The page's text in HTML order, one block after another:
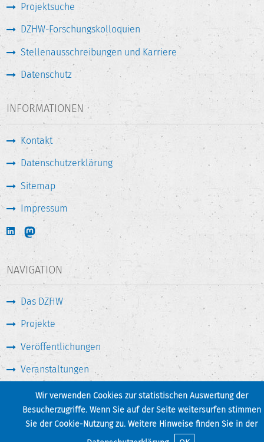
Wir verwenden Cookies zur statistischen Auswertung der
Besucherzugriffe. Wenn Sie auf der Seite weitersurfen stimmen
Sie der Cookie-Nutzung zu. Weitere Hinweise finden Sie in der
Projektsuche
DZHW-Forschungskolloquien
Stellenausschreibungen und Karriere
Datenschutz
INFORMATIONEN
Kontakt
Datenschutzerklärung
Sitemap
Impressum
NAVIGATION
Das DZHW
Projekte
Veröffentlichungen
Veranstaltungen
Medien & Service
Zum Seitenanfang